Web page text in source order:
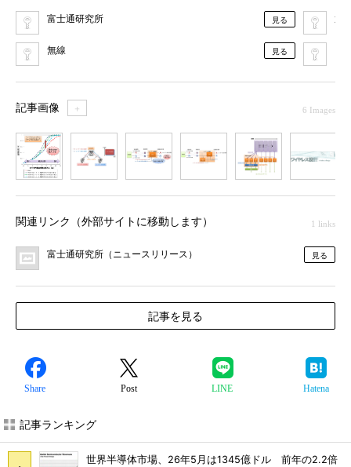
富士通研究所 見る
無線 見る
通
記事画像 ＋ 6 Images
関連リンク（外部サイトに移動します） 1 links
富士通研究所（ニュースリリース） 見る
記事を見る
Share Post LINE Hatena
記事ランキング
世界半導体市場、26年5月は1345億ドル 前年の2.2倍